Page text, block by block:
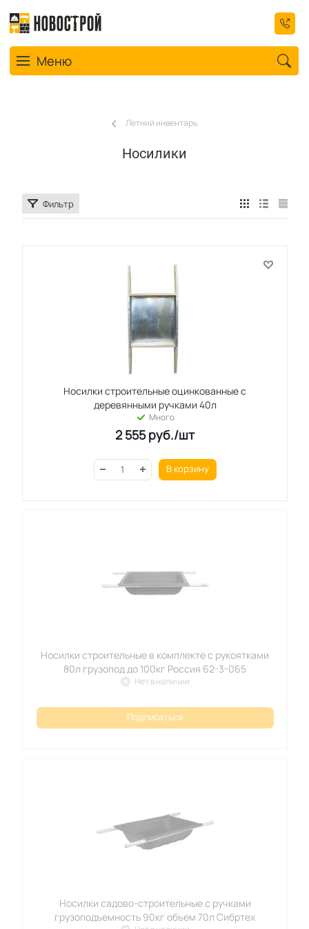
Toggle navigation
Меню
Летний инвентарь
Носилики
Фильтр
Носилки строительные оцинкованные с
деревянными ручками 40л
Много
2 555руб./шт
В корзину
Носилки строительные в комплекте с рукоятками
80л грузопод до 100кг Россия 62-3-065
Нет в наличии
Подписаться
Носилки садово-строительные с ручками
грузоподъемность 90кг объем 70л Сибртех